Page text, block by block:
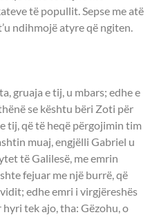
të popullit. Sepse me atë
ndihmojë atyre që ngiten.
gruaja e tij, u mbars; edhe e
se kështu bëri Zoti për
tij, që të heqë përgojimin tim
muaj, engjëlli Gabriel u
të Galilesë, me emrin
fejuar me një burrë, që
edhe emri i virgjëreshës
tek ajo, tha: Gëzohu, o